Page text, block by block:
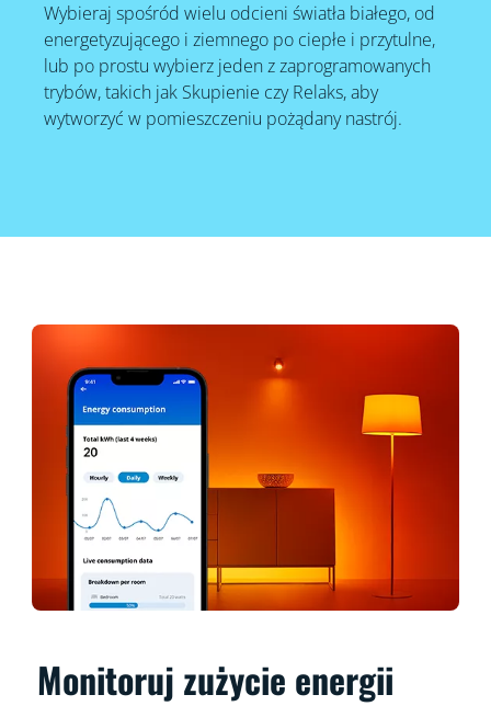
Wybieraj spośród wielu odcieni światła białego, od
energetyzującego i ziemnego po ciepłe i przytulne,
lub po prostu wybierz jeden z zaprogramowanych
trybów, takich jak Skupienie czy Relaks, aby
wytworzyć w pomieszczeniu pożądany nastrój.
Monitoruj zużycie energii